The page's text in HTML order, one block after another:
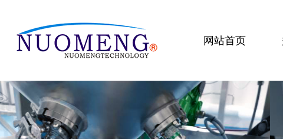
网站首页